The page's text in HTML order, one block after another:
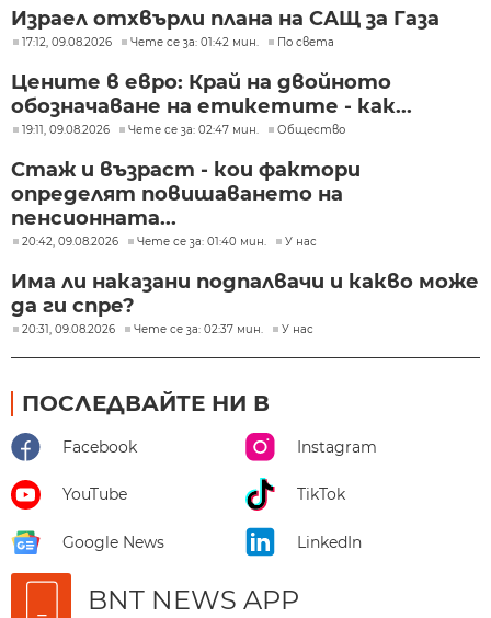
Израел отхвърли плана на САЩ за Газа
17:12, 09.08.2026 Чете се за: 01:42 мин. По света
Цените в евро: Край на двойното
обозначаване на етикетите - как...
19:11, 09.08.2026 Чете се за: 02:47 мин. Общество
Стаж и възраст - кои фактори
определят повишаването на
пенсионната...
20:42, 09.08.2026 Чете се за: 01:40 мин. У нас
Има ли наказани подпалвачи и какво може
да ги спре?
20:31, 09.08.2026 Чете се за: 02:37 мин. У нас
ПОСЛЕДВАЙТЕ НИ В
Facebook Instagram
YouTube TikTok
Google News LinkedIn
BNT NEWS APP